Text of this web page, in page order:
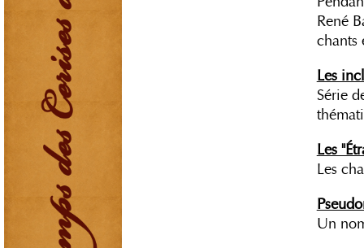
René
chants
Les
Série
Les
Les
Un